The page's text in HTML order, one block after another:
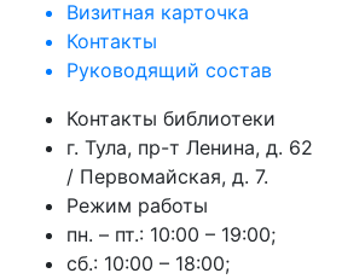
Визитная карточка
Контакты
Руководящий состав
Контакты библиотеки
г. Тула, пр-т Ленина, д. 62
/ Первомайская, д. 7.
Режим работы
пн. – пт.: 10:00 – 19:00;
сб.: 10:00 – 18:00;